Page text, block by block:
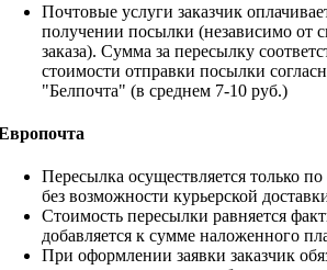
Почтовые услуги заказчик
получении посылки (независимо от
заказа). Сумма за пересылку
стоимости отправки посылки
"Белпочта" (в среднем 7-10 руб.)
Пересылка осуществляется только
без возможности курьерской
Стоимость пересылки равняется
добавляется к сумме наложенного
При оформлении заявки заказчик